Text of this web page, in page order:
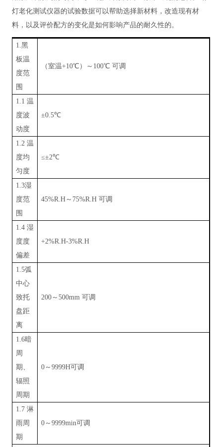
灯老化测试仪器的试验数据可以帮助选择新材料，改造现有材
料，以及评价配方的变化是如何影响产品的耐久性的。
1.黑
板温
度范
围
（室温+10℃）～100℃ 可调
1.1 温
度波
动度
±0.5℃
1.2 温
度均
匀度
≤±2℃
1.3湿
度范
围
45%R.H～75%R.H 可调
1.4 湿
度度
偏差
+2%R.H-3%R.H
1.5弧
中心
致托
盘距
离
200～500mm 可调
1.6暗
周
期、
辐照
周期
0～9999H可调
1.7 淋
雨周
期
0～9999min可调